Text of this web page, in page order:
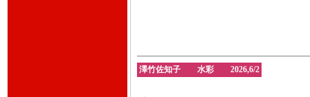
澤竹佐知子 水彩 2026,6/2